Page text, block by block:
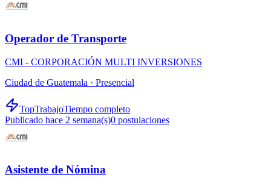
Operador de Transporte
CMI - CORPORACIÓN MULTI INVERSIONES
Ciudad de Guatemala · Presencial
TopTrabajoTiempo completo
Publicado hace 2 semana(s)0 postulaciones
Asistente de Nómina